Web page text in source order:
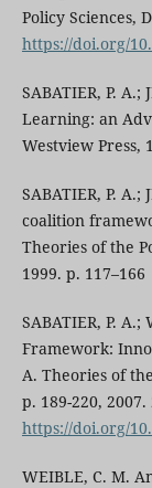
Policy Sciences,
https://doi.org/
SABATIER, P.
Learning: an
Westview Press,
SABATIER, P.
coalition
Theories of the
1999. p. 117–166
SABATIER, P.
Framework:
A. Theories of
p. 189-220, 2007.
https://doi.org/
WEIBLE, C. M.